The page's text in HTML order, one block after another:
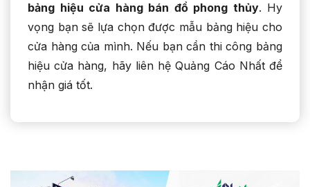
bảng hiệu cửa hàng bán đồ phong thủy. Hy
vọng bạn sẽ lựa chọn được mẫu bảng hiệu cho
cửa hàng của mình. Nếu bạn cần thi công bảng
hiệu cửa hàng, hãy liên hệ Quảng Cáo Nhất để
nhận giá tốt.